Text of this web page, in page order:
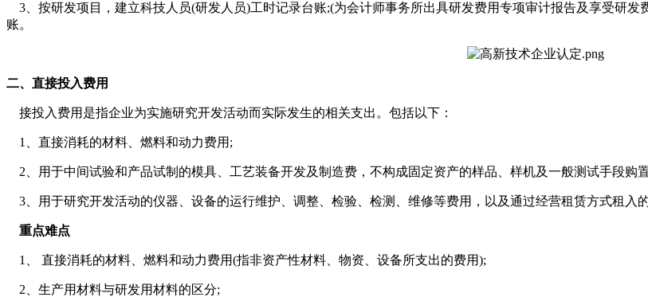
3、按研发项目，建立科技人员(研发人员)工时记录台账;(为会计师事务所出具研发费用专项审计报告及享受研
账。
二、直接投入费用
接投入费用是指企业为实施研究开发活动而实际发生的相关支出。包括以下：
1、直接消耗的材料、燃料和动力费用;
2、用于中间试验和产品试制的模具、工艺装备开发及制造费，不构成固定资产的样品、样机及一般测试手段购
3、用于研究开发活动的仪器、设备的运行维护、调整、检验、检测、维修等费用，以及通过经营租赁方式租入
重点难点
1、 直接消耗的材料、燃料和动力费用(指非资产性材料、物资、设备所支出的费用);
2、生产用材料与研发用材料的区分;